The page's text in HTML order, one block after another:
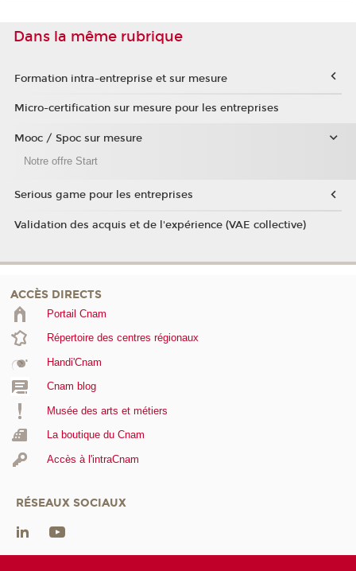
Dans la même rubrique
Formation intra-entreprise et sur mesure
Micro-certification sur mesure pour les entreprises
Mooc / Spoc sur mesure
Notre offre Start
Serious game pour les entreprises
Validation des acquis et de l'expérience (VAE collective)
ACCÈS DIRECTS
Portail Cnam
Répertoire des centres régionaux
Handi'Cnam
Cnam blog
Musée des arts et métiers
La boutique du Cnam
Accès à l'intraCnam
RÉSEAUX SOCIAUX